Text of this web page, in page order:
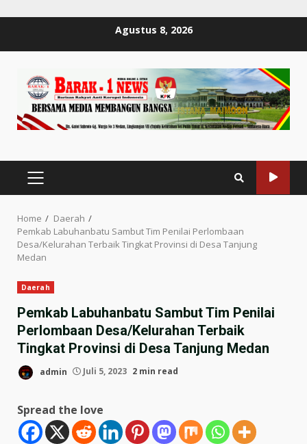
Agustus 8, 2026
PRIMARY
MENU
Home
Daerah
Pemkab Labuhanbatu Sambut Tim Penilai Perlombaan
Desa/Kelurahan Terbaik Tingkat Provinsi di Desa Tanjung
Medan
Daerah
Pemkab Labuhanbatu Sambut Tim Penilai
Perlombaan Desa/Kelurahan Terbaik
Tingkat Provinsi di Desa Tanjung Medan
admin Juli 5, 2023 2 min read
Spread the love